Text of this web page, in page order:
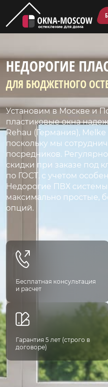
НЕДОРОГИЕ
ДЛЯ БЮДЖЕТНОГО
Установим в Москве и
пластиковые окна
Rehau (Германия),
поскольку мы
посредников.
скидки при заказе под
по ГОСТ, с учетом
Недорогие ПВХ
максимально простые,
опций.
Бесплатная консультация
и расчет
Гарантия 5 лет (строго в
договоре)